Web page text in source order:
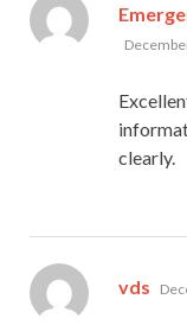
clearly.
vds